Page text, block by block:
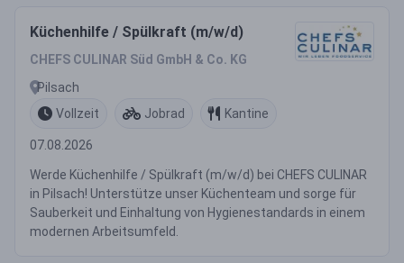
Küchenhilfe / Spülkraft (m/w/d)
CHEFS CULINAR Süd GmbH & Co. KG
Pilsach
Vollzeit
Jobrad Kantine
07.08.2026
Werde Küchenhilfe / Spülkraft (m/w/d) bei CHEFS CULINAR
in Pilsach! Unterstütze unser Küchenteam und sorge für
Sauberkeit und Einhaltung von Hygienestandards in einem
modernen Arbeitsumfeld.